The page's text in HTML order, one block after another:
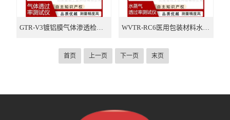
GTR-V3镀铝膜气体渗透检测仪 WVTR-RC6医用包装材料水蒸气透湿性测试仪
首页 上一页 下一页 末页